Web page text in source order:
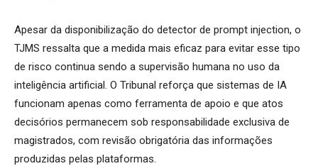
Apesar da disponibilização do detector de prompt injection, o
TJMS ressalta que a medida mais eficaz para evitar esse tipo
de risco continua sendo a supervisão humana no uso da
inteligência artificial. O Tribunal reforça que sistemas de IA
funcionam apenas como ferramenta de apoio e que atos
decisórios permanecem sob responsabilidade exclusiva de
magistrados, com revisão obrigatória das informações
produzidas pelas plataformas.